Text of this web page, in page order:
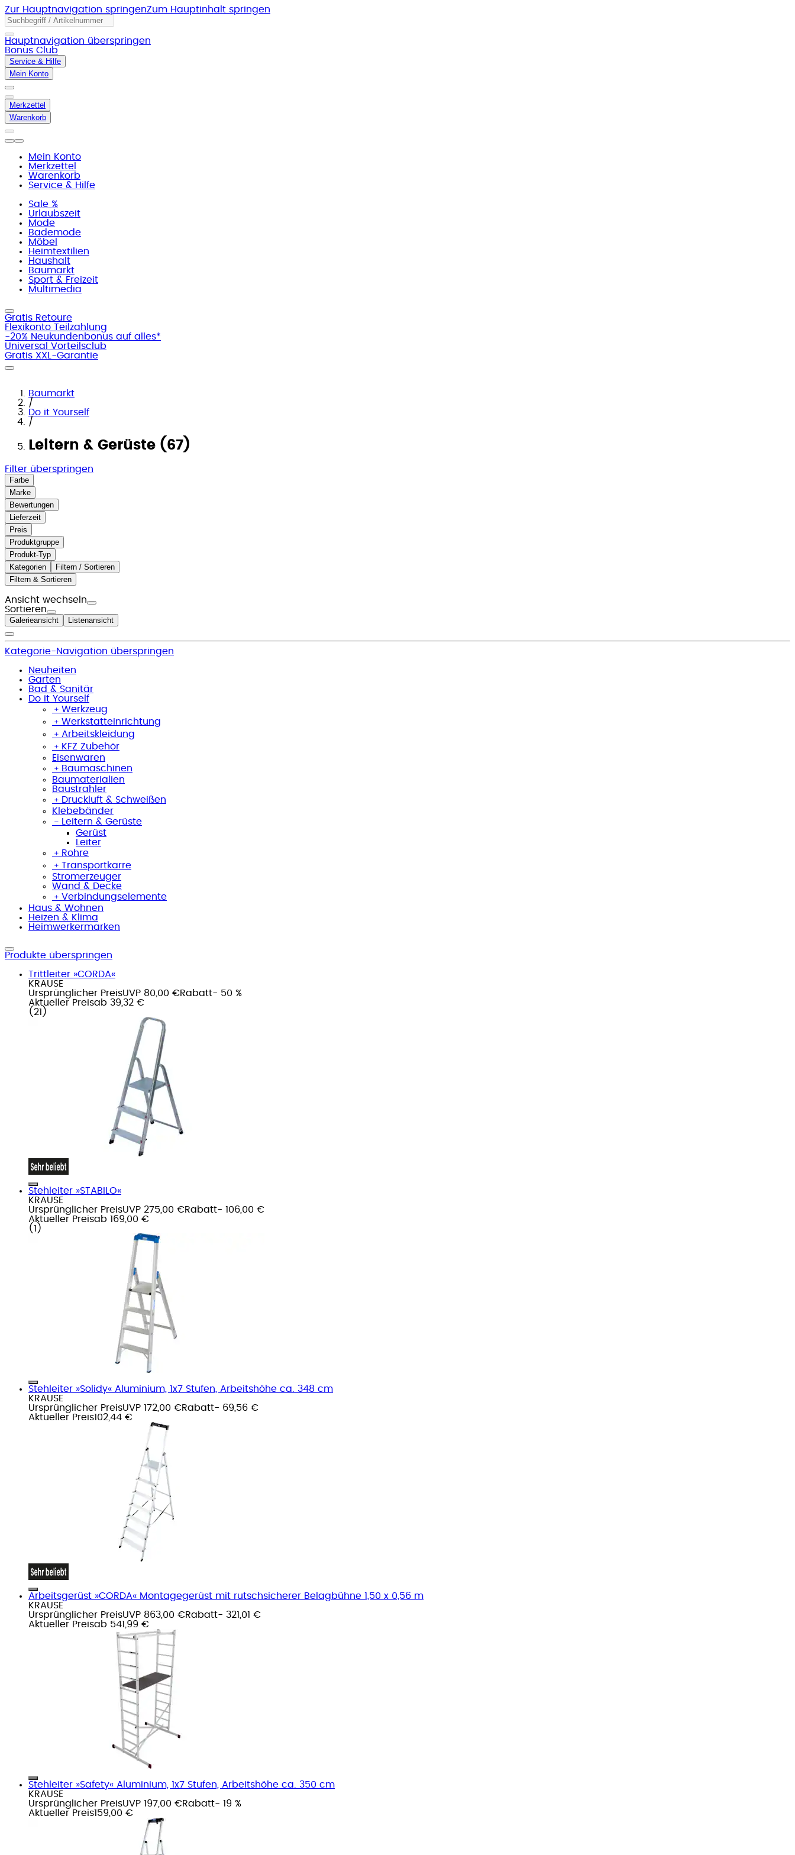
Zur Hauptnavigation springenZum Hauptinhalt springen
Hauptnavigation überspringen
Bonus Club
Service & Hilfe
Mein Konto
Merkzettel
Warenkorb
Mein Konto
Merkzettel
Warenkorb
Service & Hilfe
Sale %
Urlaubszeit
Mode
Bademode
Möbel
Heimtextilien
Haushalt
Baumarkt
Sport & Freizeit
Multimedia
Gratis Retoure
Flexikonto Teilzahlung
-20% Neukundenbonus auf alles*
Universal Vorteilsclub
Gratis XXL-Garantie
Baumarkt
/
Do it Yourself
/
Leitern & Gerüste (67)
Filter überspringen
Farbe
Marke
Bewertungen
Lieferzeit
Preis
Produktgruppe
Produkt-Typ
Kategorien
Filtern / Sortieren
Filtern & Sortieren
Ansicht wechseln
Sortieren
Galerieansicht Listenansicht
Kategorie-Navigation überspringen
Neuheiten
Garten
Bad & Sanitär
Do it Yourself
﹢ Werkzeug
﹢ Werkstatteinrichtung
﹢ Arbeitskleidung
﹢ KFZ Zubehör
Eisenwaren
﹢ Baumaschinen
Baumaterialien
Baustrahler
﹢ Druckluft & Schweißen
Klebebänder
﹣
Leitern & Gerüste
Gerüst
Leiter
﹢ Rohre
﹢ Transportkarre
Stromerzeuger
Wand & Decke
﹢ Verbindungselemente
Haus & Wohnen
Heizen & Klima
Heimwerkermarken
Produkte überspringen
Trittleiter »CORDA«
KRAUSE
Ursprünglicher PreisUVP 80,00 €Rabatt- 50 %
Aktueller Preisab 39,32 €
( 21 )
Stehleiter »STABILO«
KRAUSE
Ursprünglicher PreisUVP 275,00 €Rabatt- 106,00 €
Aktueller Preisab 169,00 €
( 1 )
Stehleiter »Solidy« Aluminium, 1x7 Stufen, Arbeitshöhe ca. 348 cm
KRAUSE
Ursprünglicher PreisUVP 172,00 €Rabatt- 69,56 €
Aktueller Preis102,44 €
Arbeitsgerüst »CORDA« Montagegerüst mit rutschsicherer Belagbühne 1,50 x 0,56 m
KRAUSE
Ursprünglicher PreisUVP 863,00 €Rabatt- 321,01 €
Aktueller Preisab 541,99 €
Stehleiter »Safety« Aluminium, 1x7 Stufen, Arbeitshöhe ca. 350 cm
KRAUSE
Ursprünglicher PreisUVP 197,00 €Rabatt- 19 %
Aktueller Preis159,00 €